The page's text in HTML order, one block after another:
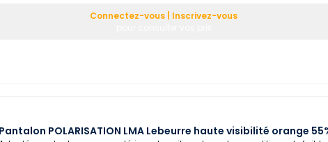
Connectez-vous | Inscrivez-vous
Pantalon POLARISATION LMA Lebeurre haute visibilité orange